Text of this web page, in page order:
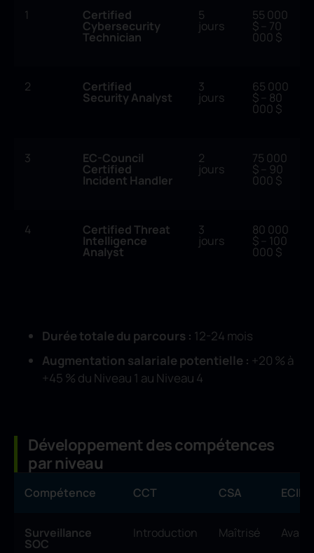
1 Certified
Cybersecurity
Technician
5
jours
55 000
$ – 70
000 $
2 Certified
Security Analyst
3
jours
65 000
$ – 80
000 $
3 EC-Council
Certified
Incident Handler
2
jours
75 000
$ – 90
000 $
4 Certified Threat
Intelligence
Analyst
3
jours
80 000
$ – 100
000 $
Durée totale du parcours : 12-24 mois
Augmentation salariale potentielle : +20 % à
+45 % du Niveau 1 au Niveau 4
Développement des compétences
par niveau
Compétence CCT CSA ECIH
Surveillance
SOC
Introduction Maîtrisé